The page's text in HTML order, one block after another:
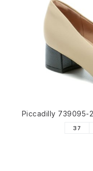
Piccadilly
37